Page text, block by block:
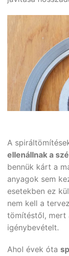
A
ellenállnak a
bennük kárt a
anyagok sem
esetekben ez
nem kell a
tömítéstől, mert
igénybevételt.
Ahol évek óta